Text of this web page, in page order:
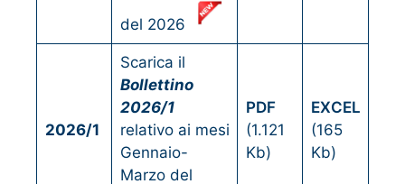
del 2026
2026/1
Scarica il
Bollettino
2026/1
relativo ai mesi
Gennaio-
Marzo del
PDF
(1.121
Kb)
EXCEL
(165
Kb)